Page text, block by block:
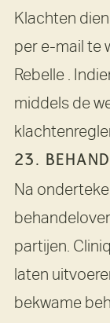
Klachten
per e-mail te
Rebelle .
middels de
23.
Na
partijen.
laten
bekwame